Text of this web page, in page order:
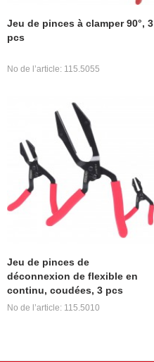
Jeu de pinces à clamper 90°, 3
pcs
No de l’article: 115.5055
Jeu de pinces de
déconnexion de flexible en
continu, coudées, 3 pcs
No de l’article: 115.5010